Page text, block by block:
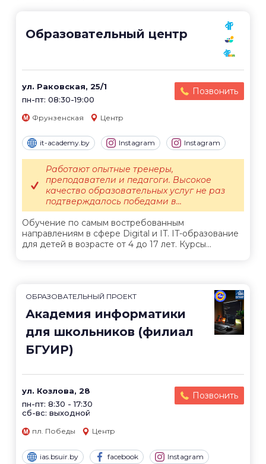
Образовательный центр
ул. Раковская, 25/1
пн-пт: 08:30-19:00
Позвонить
Фрунзенская Центр
it-academy.by Instagram Instagram
Обучение по самым востребованным
направлениям в сфере Digital и IT. IT-образование
для детей в возрасте от 4 до 17 лет. Курсы...
Работают опытные тренеры,
преподаватели и педагоги. Высокое
качество образовательных услуг не раз
подтверждалось победами в...
ОБРАЗОВАТЕЛЬНЫЙ ПРОЕКТ
Академия информатики
для школьников (филиал
БГУИР)
ул. Козлова, 28
пн-пт: 8:30 - 17:30
сб-вс: выходной
Позвонить
пл. Победы Центр
ias.bsuir.by facebook Instagram